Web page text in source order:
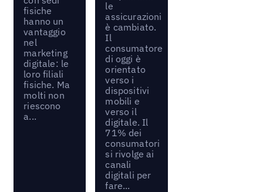
fisiche
hanno un
vantaggio
nel
marketing
digitale: le
loro filiali
fisiche. Ma
molti non
riescono
a...
le
assicurazioni
è cambiato.
Il
consumatore
di oggi è
orientato
verso i
dispositivi
mobili e
verso il
digitale. Il
71% dei
consumatori
si rivolge ai
canali
digitali per
fare...